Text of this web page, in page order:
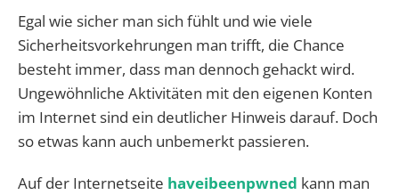
Egal wie sicher man sich fühlt und wie viele
Sicherheitsvorkehrungen man trifft, die Chance
besteht immer, dass man dennoch gehackt wird.
Ungewöhnliche Aktivitäten mit den eigenen Konten
im Internet sind ein deutlicher Hinweis darauf. Doch
so etwas kann auch unbemerkt passieren.
Auf der Internetseite haveibeenpwned kann man